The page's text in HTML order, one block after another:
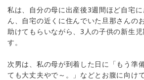
私は、自分の母に出産後3週間ほど自宅
ん、自宅の近くに住んでいた旦那さんの
助けてもらいながら、3人の子供の新生
す。
次男は、私の母が到着した日に「もう準
ても大丈夫やで～。」などとお腹に向け